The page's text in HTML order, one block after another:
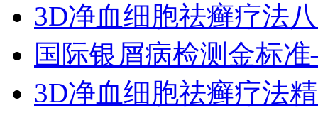
3D净血细胞祛癣疗法
国际银屑病检测金标
3D净血细胞祛癣疗法